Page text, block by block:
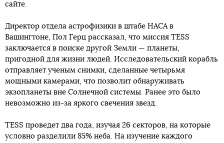
сайте.
Директор отдела астрофизики в штабе НАСА в
Вашингтоне, Пол Герц рассказал, что миссия TESS
заключается в поиске другой Земли — планеты,
пригодной для жизни людей. Исследовательский корабль
отправляет ученым снимки, сделанные четырьмя
мощными камерами, что позволит обнаруживать
экзопланеты вне Солнечной системы. Ранее это было
невозможно из-за яркого свечения звезд.
TESS проведет два года, изучая 26 секторов, на которые
условно разделили 85% неба. На изучение каждого